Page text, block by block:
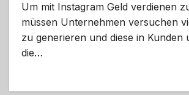
Um mit Instagram Geld verdienen
müssen Unternehmen versuchen
zu generieren und diese in Kunden
die…